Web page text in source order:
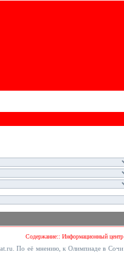
Содержание:: Информационный центр
По её мнению, к Олимпиаде в Сочи